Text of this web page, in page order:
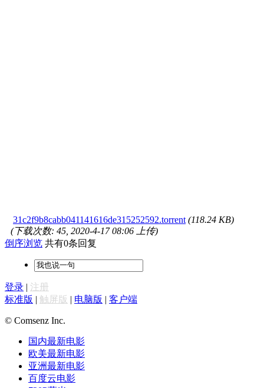
31c2f9b8cabb041141616de315252592.torrent (118.24 KB)
(下载次数: 45, 2020-4-17 08:06 上传)
倒序浏览 共有0条回复
登录 | 注册
标准版 | 触屏版 | 电脑版 | 客户端
© Comsenz Inc.
国内最新电影
欧美最新电影
亚洲最新电影
百度云电影